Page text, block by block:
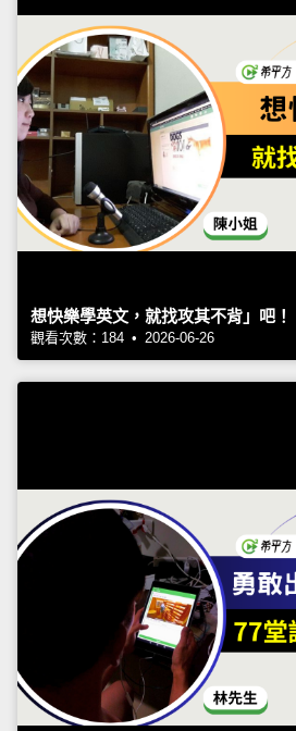
想快樂學英文，就找攻其不背」吧！
觀看次數：184 • 2026-06-26